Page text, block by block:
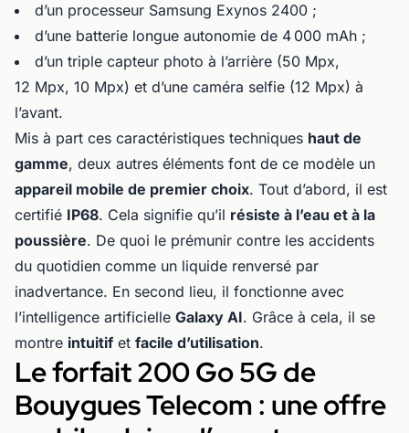
d’un processeur Samsung Exynos 2400 ;
d’une batterie longue autonomie de 4 000 mAh ;
d’un triple capteur photo à l’arrière (50 Mpx,
12 Mpx, 10 Mpx) et d’une caméra selfie (12 Mpx) à
l’avant.
Mis à part ces caractéristiques techniques haut de
gamme, deux autres éléments font de ce modèle un
appareil mobile de premier choix. Tout d’abord, il est
certifié IP68. Cela signifie qu’il résiste à l’eau et à la
poussière. De quoi le prémunir contre les accidents
du quotidien comme un liquide renversé par
inadvertance. En second lieu, il fonctionne avec
l’intelligence artificielle Galaxy AI. Grâce à cela, il se
montre intuitif et facile d’utilisation.
Le forfait 200 Go 5G de
Bouygues Telecom : une offre